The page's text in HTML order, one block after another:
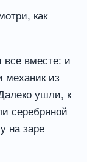
как
вместе: и
механик из
ушли, к
серебряной
на заре